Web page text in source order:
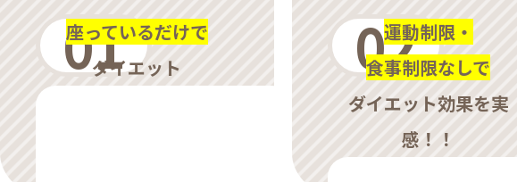
座っているだけで
ダイエット
運動制限・
食事制限なしで
ダイエット効果を実
感！！